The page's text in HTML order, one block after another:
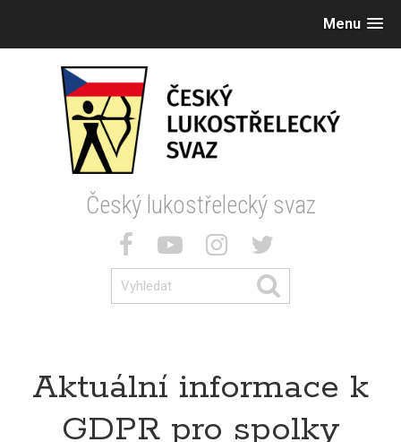
Menu
Český lukostřelecký svaz
Aktuální informace k
GDPR pro spolky